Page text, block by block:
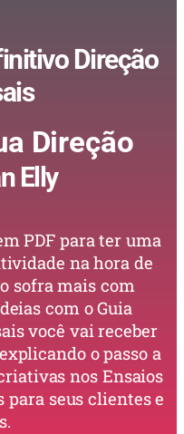
Direção
Direção
Elly
PDF para ter uma
na hora de
sofra mais com
com o Guia
você vai receber
o passo a
nos Ensaios
para seus clientes e